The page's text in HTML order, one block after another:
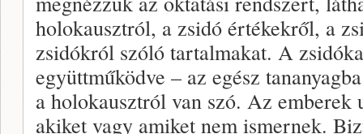
holokausztról, a zsidó értékekről, a
zsidókról szóló tartalmakat. A
együttműködve – az egész
a holokausztról van szó. Az emberek
akiket vagy amiket nem ismernek.